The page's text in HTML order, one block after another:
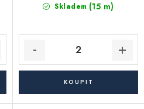
Skladem (15 m)